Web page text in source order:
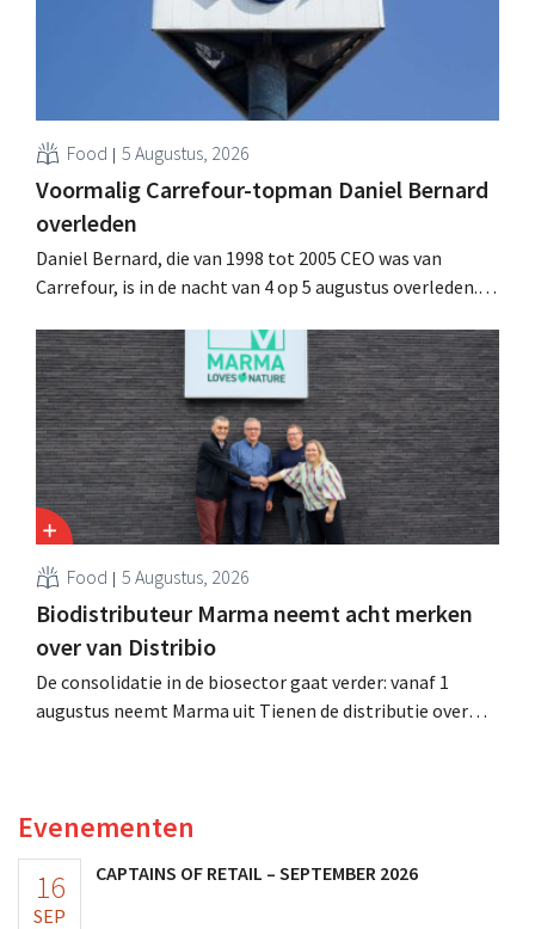
Food 5 Augustus, 2026
Voormalig Carrefour-topman Daniel Bernard
overleden
Daniel Bernard, die van 1998 tot 2005 CEO was van
Carrefour, is in de nacht van 4 op 5 augustus overleden.
retailer, realiseerde de fusie met Promodès en nam
toenmalig Belgisch marktleider GB over.
Food 5 Augustus, 2026
Biodistributeur Marma neemt acht merken
over van Distribio
De consolidatie in de biosector gaat verder: vanaf 1
augustus neemt Marma uit Tienen de distributie over
Evenementen
16
SEP
CAPTAINS OF RETAIL – SEPTEMBER 2026